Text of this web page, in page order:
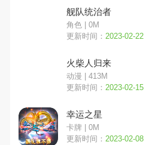
舰队统治者
角色 | 0M
更新时间： 2023-02-22
火柴人归来
动漫 | 413M
更新时间： 2023-02-15
幸运之星
卡牌 | 0M
更新时间： 2023-02-08